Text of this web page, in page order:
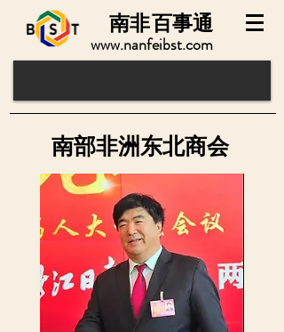
www.nanfeibst.com
百事通
南非
南部非洲东北商会